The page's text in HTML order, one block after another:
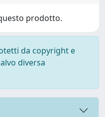
prodotto.
da copyright e
diversa